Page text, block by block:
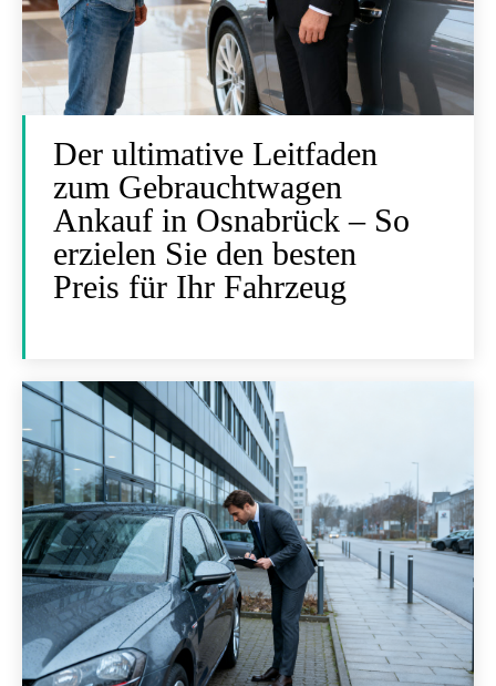
Der ultimative Leitfaden
zum Gebrauchtwagen
Ankauf in Osnabrück – So
erzielen Sie den besten
Preis für Ihr Fahrzeug